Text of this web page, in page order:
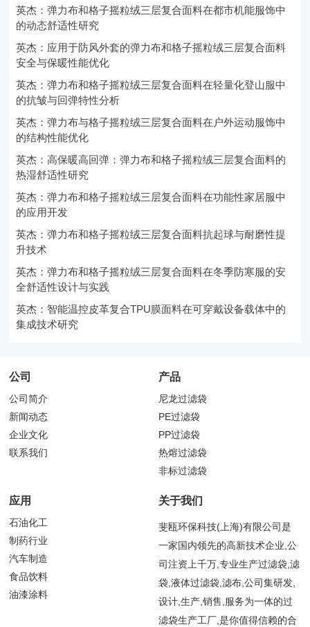
英杰：弹力布和格子摇粒绒三层复合面料在都市机能服饰中
的动态舒适性研究
英杰：应用于防风外套的弹力布和格子摇粒绒三层复合面料
安全与保暖性能优化
英杰：弹力布和格子摇粒绒三层复合面料在轻量化登山服中
的抗皱与回弹特性分析
英杰：弹力布与格子摇粒绒三层复合面料在户外运动服饰中
的结构性能优化
英杰：高保暖高回弹：弹力布和格子摇粒绒三层复合面料的
热湿舒适性研究
英杰：弹力布和格子摇粒绒三层复合面料在功能性家居服中
的应用开发
英杰：弹力布和格子摇粒绒三层复合面料抗起球与耐磨性提
升技术
英杰：弹力布和格子摇粒绒三层复合面料在冬季防寒服的安
全舒适性设计与实践
英杰：智能温控皮革复合TPU膜面料在可穿戴设备载体中的
集成技术研究
公司
公司简介
新闻动态
企业文化
联系我们
产品
尼龙过滤袋
PE过滤袋
PP过滤袋
热熔过滤袋
非标过滤袋
应用
石油化工
制药行业
汽车制造
食品饮料
油漆涂料
关于我们
斐瓯环保科技(上海)有限公司是
一家国内领先的高新技术企业,公
司注资上千万,专业生产过滤袋,滤
袋,液体过滤袋,滤布,公司集研发,
设计,生产,销售,服务为一体的过
滤袋生产工厂,是你值得信赖的合